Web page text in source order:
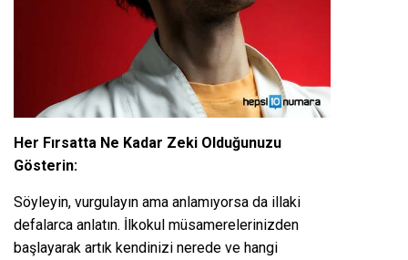
Her Fırsatta Ne Kadar Zeki Olduğunuzu
Gösterin:
Söyleyin, vurgulayın ama anlamıyorsa da illaki
defalarca anlatın. İlkokul müsamerelerinizden
başlayarak artık kendinizi nerede ve hangi